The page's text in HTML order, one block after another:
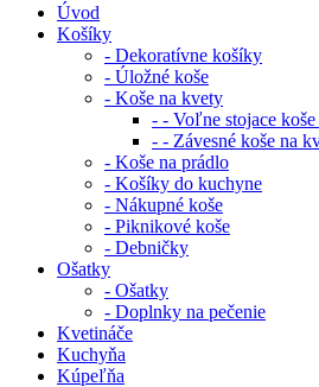
Úvod
Košíky
- Dekoratívne košíky
- Úložné koše
- Koše na kvety
- - Voľne stojace
- - Závesné koše na
- Koše na prádlo
- Košíky do kuchyne
- Nákupné koše
- Piknikové koše
- Debničky
Ošatky
- Ošatky
- Doplnky na pečenie
Kvetináče
Kuchyňa
Kúpeľňa